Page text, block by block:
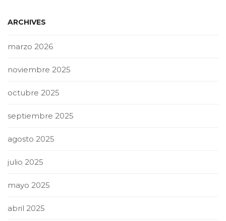
ARCHIVES
marzo 2026
noviembre 2025
octubre 2025
septiembre 2025
agosto 2025
julio 2025
mayo 2025
abril 2025